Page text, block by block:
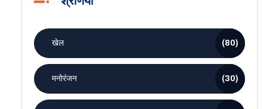
खेल (80)
मनोरंजन (30)